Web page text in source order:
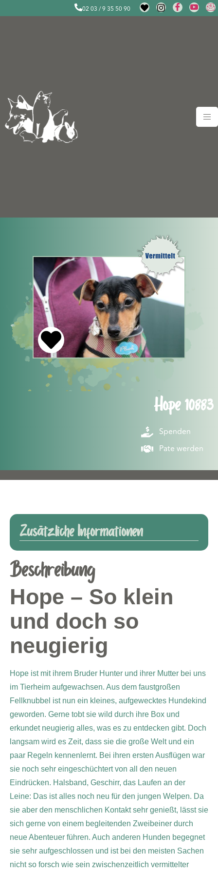
02 03 / 9 35 50 90
Hope 10883
Spenden
Pate werden
Zusätzliche Informationen
Beschreibung
Hope – So klein
und doch so
neugierig
Hope ist mit ihrem Bruder Hunter und ihrer Mutter bei uns
im Tierheim aufgewachsen. Aus dem faustgroßen
Fellknubbel ist nun ein kleines, aufgewecktes Hundekind
geworden. Gerne tobt sie wild durch ihre Box und
erkundet neugierig alles, was es zu entdecken gibt. Doch
langsam wird es Zeit, dass sie die große Welt und ein
paar Regeln kennenlernt. Bei ihren ersten Ausflügen war
sie noch sehr eingeschüchtert von all den neuen
Eindrücken. Halsband, Geschirr, das Laufen an der
Leine: Das ist alles noch neu für den jungen Welpen. Da
sie aber den menschlichen Kontakt sehr genießt, lässt sie
sich gerne von einem begleitenden Zweibeiner durch
neue Abenteuer führen. Auch anderen Hunden begegnet
sie sehr aufgeschlossen und ist bei den meisten Sachen
nicht so forsch wie sein zwischenzeitlich vermittelter